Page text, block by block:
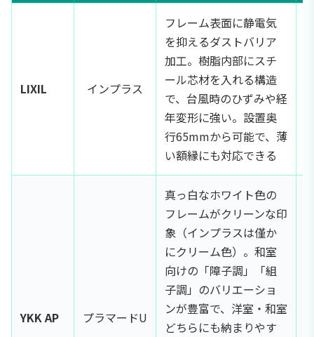
LIXIL インプラス
フレーム表面に静電気
を抑えるダストバリア
加工。樹脂内部にスチ
ール芯材を入れる構造
で、台風時のひずみや経
年変形に強い。設置奥
行65mmから可能で、薄
い額縁にも対応できる
YKK AP プラマードU
真っ白なホワイト色の
フレームがクリーンな印
象（インプラスは僅か
にクリーム色）。和室
向けの「障子調」「組
子調」のバリエーショ
ンが豊富で、洋室・和室
どちらにも納まりやす